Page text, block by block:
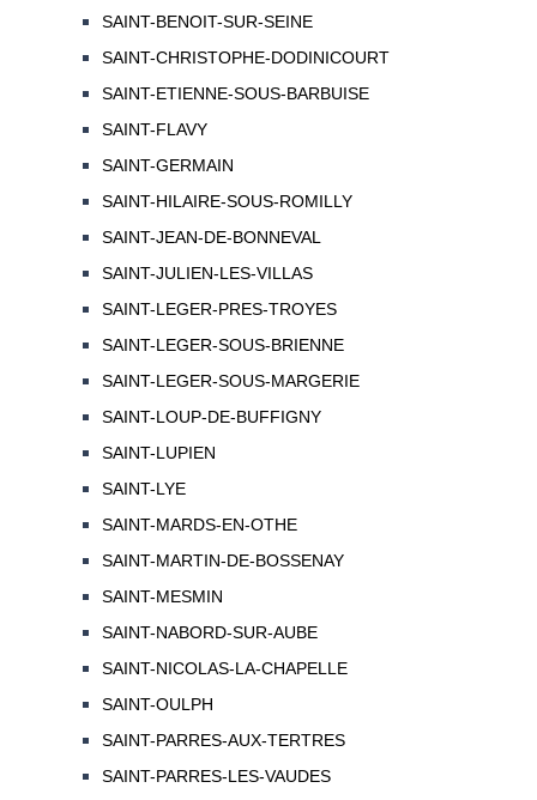
SAINT-BENOIT-SUR-SEINE
SAINT-CHRISTOPHE-DODINICOURT
SAINT-ETIENNE-SOUS-BARBUISE
SAINT-FLAVY
SAINT-GERMAIN
SAINT-HILAIRE-SOUS-ROMILLY
SAINT-JEAN-DE-BONNEVAL
SAINT-JULIEN-LES-VILLAS
SAINT-LEGER-PRES-TROYES
SAINT-LEGER-SOUS-BRIENNE
SAINT-LEGER-SOUS-MARGERIE
SAINT-LOUP-DE-BUFFIGNY
SAINT-LUPIEN
SAINT-LYE
SAINT-MARDS-EN-OTHE
SAINT-MARTIN-DE-BOSSENAY
SAINT-MESMIN
SAINT-NABORD-SUR-AUBE
SAINT-NICOLAS-LA-CHAPELLE
SAINT-OULPH
SAINT-PARRES-AUX-TERTRES
SAINT-PARRES-LES-VAUDES